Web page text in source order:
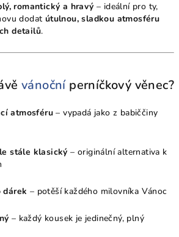
romantický a hravý – ideální pro ty,
dodat útulnou, sladkou atmosféru
detailů.
vánočníperníčkový věnec?
atmosféru – vypadá jako z babiččiny
stále klasický – originální alternativa k
dárek – potěší každého milovníka Vánoc
– každý kousek je jedinečný, plný